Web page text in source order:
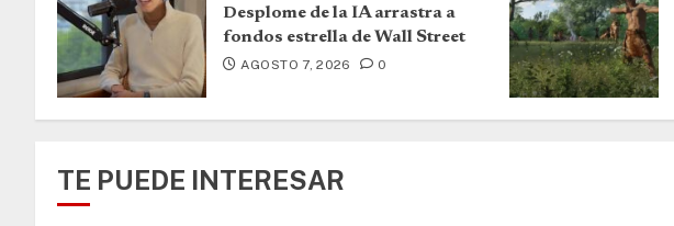
Desplome de la IA arrastra a
fondos estrella de Wall Street
AGOSTO 7, 2026 0
TE PUEDE INTERESAR